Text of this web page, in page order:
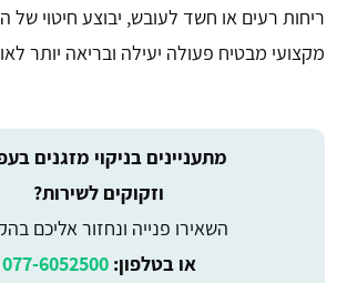
ריחות רעים או חשד לעובש, יבוצע חיטוי של
מקצועי מבטיח פעולה יעילה ובריאה יותר
מתעניינים בניקוי מזגנים
וזקוקים לשירות?
השאירו פנייה ונחזור אליכם
או בטלפון:077-6052500